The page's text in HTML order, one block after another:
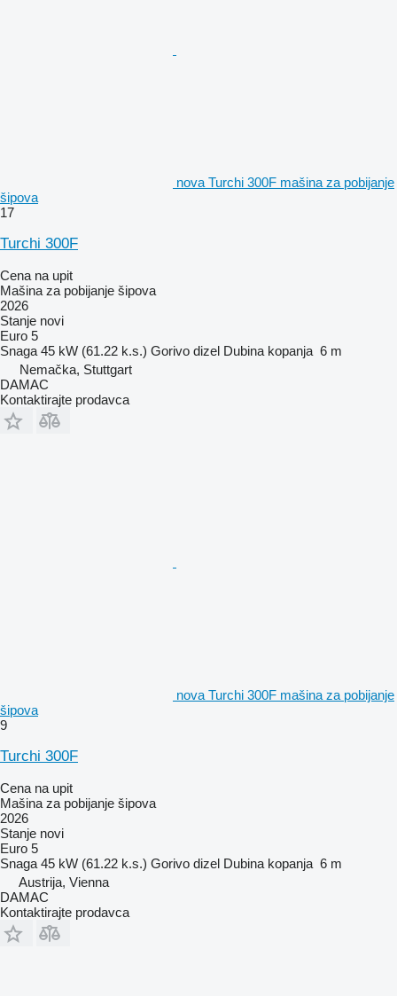
nova Turchi 300F mašina za pobijanje
šipova
17
Turchi 300F
Cena na upit
Mašina za pobijanje šipova
2026
Stanje novi
Euro 5
Snaga 45 kW (61.22 k.s.) Gorivo dizel Dubina kopanja 6 m
Nemačka, Stuttgart
DAMAC
Kontaktirajte prodavca
nova Turchi 300F mašina za pobijanje
šipova
9
Turchi 300F
Cena na upit
Mašina za pobijanje šipova
2026
Stanje novi
Euro 5
Snaga 45 kW (61.22 k.s.) Gorivo dizel Dubina kopanja 6 m
Austrija, Vienna
DAMAC
Kontaktirajte prodavca